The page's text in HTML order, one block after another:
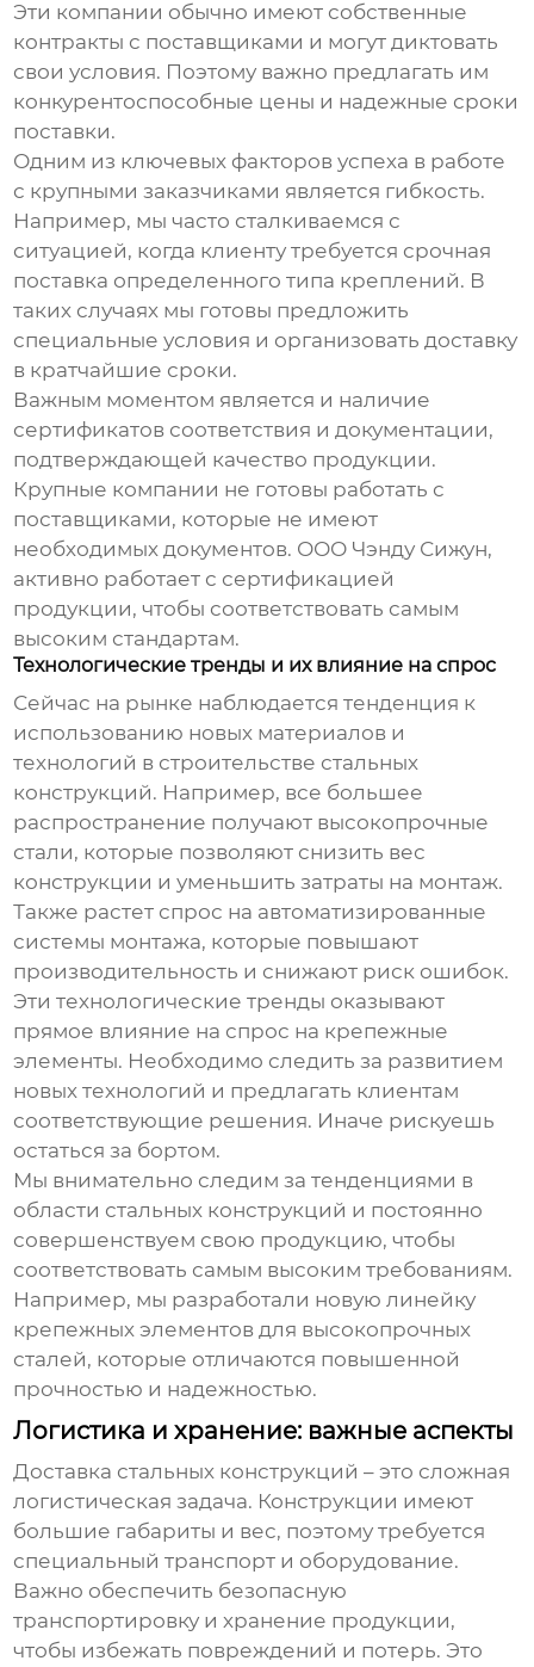
Эти компании обычно имеют собственные
контракты с поставщиками и могут диктовать
свои условия. Поэтому важно предлагать им
конкурентоспособные цены и надежные сроки
поставки.
Одним из ключевых факторов успеха в работе
с крупными заказчиками является гибкость.
Например, мы часто сталкиваемся с
ситуацией, когда клиенту требуется срочная
поставка определенного типа креплений. В
таких случаях мы готовы предложить
специальные условия и организовать доставку
в кратчайшие сроки.
Важным моментом является и наличие
сертификатов соответствия и документации,
подтверждающей качество продукции.
Крупные компании не готовы работать с
поставщиками, которые не имеют
необходимых документов. ООО Чэнду Сижун,
активно работает с сертификацией
продукции, чтобы соответствовать самым
высоким стандартам.
Технологические тренды и их влияние на спрос
Сейчас на рынке наблюдается тенденция к
использованию новых материалов и
технологий в строительстве стальных
конструкций. Например, все большее
распространение получают высокопрочные
стали, которые позволяют снизить вес
конструкции и уменьшить затраты на монтаж.
Также растет спрос на автоматизированные
системы монтажа, которые повышают
производительность и снижают риск ошибок.
Эти технологические тренды оказывают
прямое влияние на спрос на крепежные
элементы. Необходимо следить за развитием
новых технологий и предлагать клиентам
соответствующие решения. Иначе рискуешь
остаться за бортом.
Мы внимательно следим за тенденциями в
области стальных конструкций и постоянно
совершенствуем свою продукцию, чтобы
соответствовать самым высоким требованиям.
Например, мы разработали новую линейку
крепежных элементов для высокопрочных
сталей, которые отличаются повышенной
прочностью и надежностью.
Логистика и хранение: важные аспекты
Доставка стальных конструкций – это сложная
логистическая задача. Конструкции имеют
большие габариты и вес, поэтому требуется
специальный транспорт и оборудование.
Важно обеспечить безопасную
транспортировку и хранение продукции,
чтобы избежать повреждений и потерь. Это